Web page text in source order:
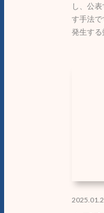
し、公
す手法
発生す